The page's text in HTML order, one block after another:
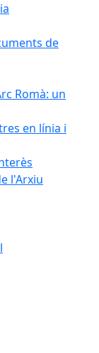
de
Romà: un
en línia i
l'Arxiu